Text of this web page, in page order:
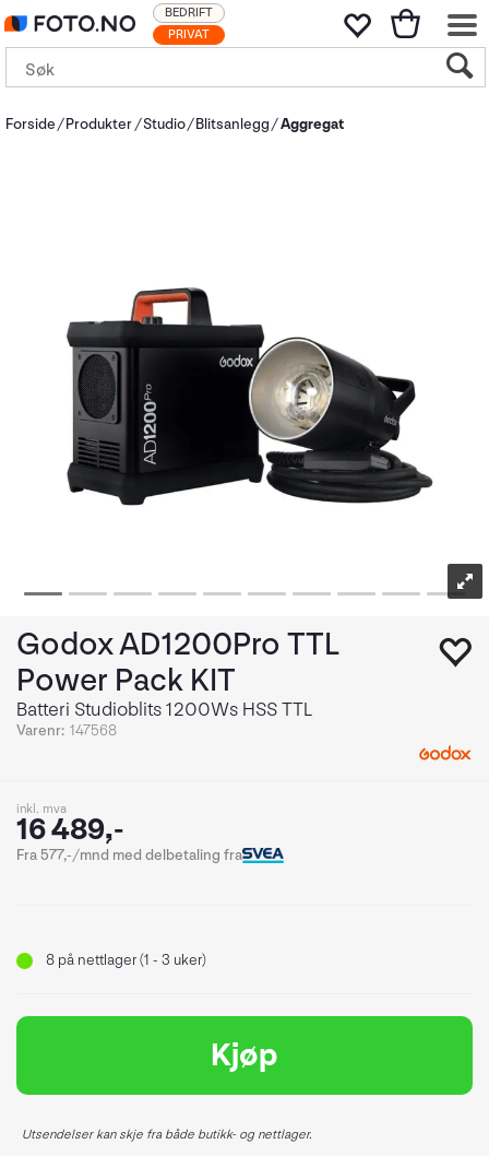
PRIVAT
BEDRIFT
Forside Produkter Studio Blitsanlegg Aggregat
Godox AD1200Pro TTL
Power Pack KIT
Batteri Studioblits 1200Ws HSS TTL
Varenr: 147568
inkl. mva
16 489,-
Fra 577,-/mnd med delbetaling fra
8 på nettlager (1 - 3 uker)
Kjøp
Utsendelser kan skje fra både butikk- og nettlager.